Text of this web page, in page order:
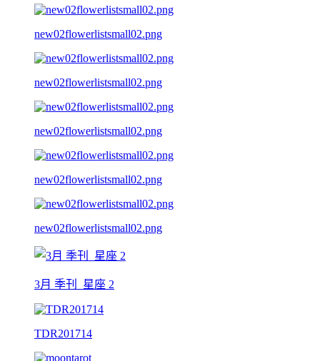
new02flowerlistsmall02.png
new02flowerlistsmall02.png
new02flowerlistsmall02.png
new02flowerlistsmall02.png
new02flowerlistsmall02.png
3月 季刊_星座 2
TDR201714